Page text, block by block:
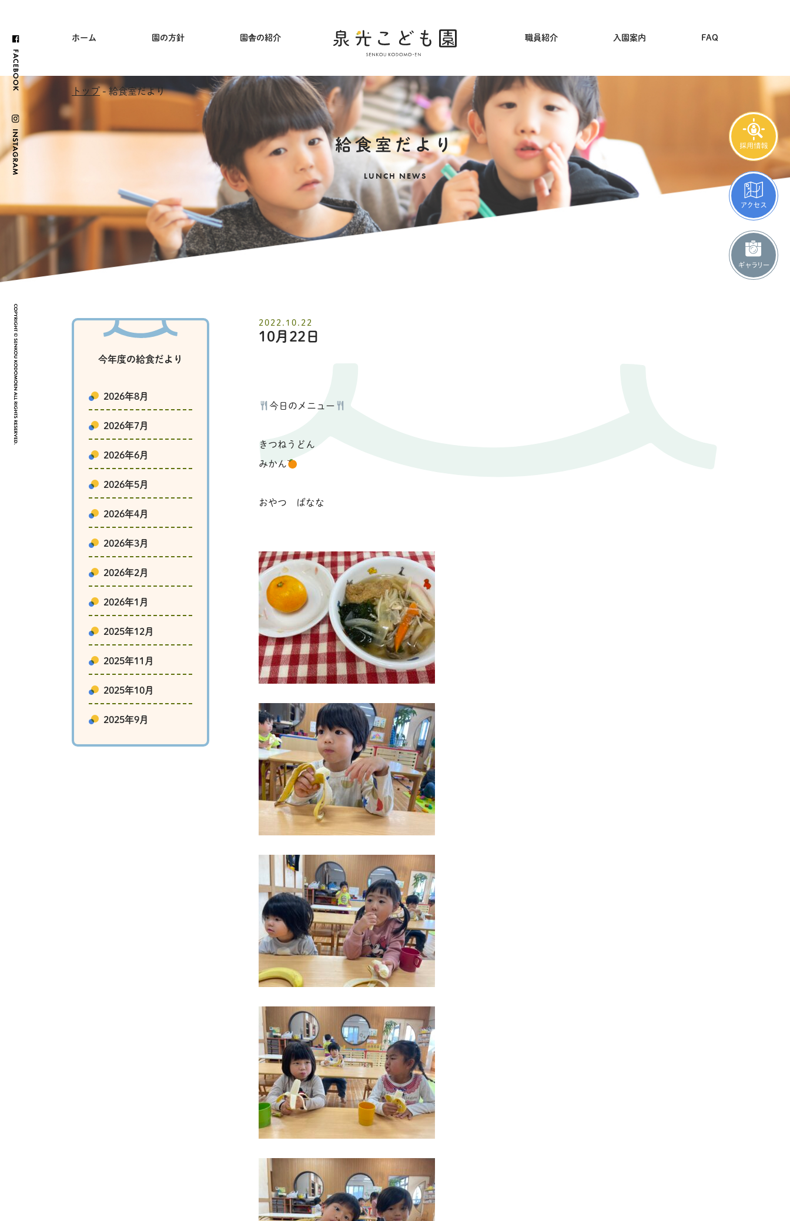
ホーム 園の方針 園舎の紹介 職員紹介 入園案内 FAQ
トップ- 給食室だより
給食室だより
LUNCH NEWS
2022.10.22
10月22日
今日のメニュー
きつねうどん
みかん
おやつ ばなな
今年度の給食だより
2026年8月
2026年7月
2026年6月
2026年5月
2026年4月
2026年3月
2026年2月
2026年1月
2025年12月
2025年11月
2025年10月
2025年9月
採用情報
アクセス